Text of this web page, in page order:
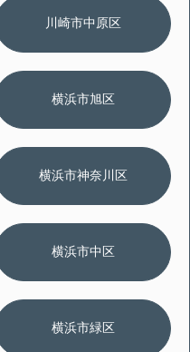
川崎市中原区
横浜市旭区
横浜市神奈川区
横浜市中区
横浜市緑区